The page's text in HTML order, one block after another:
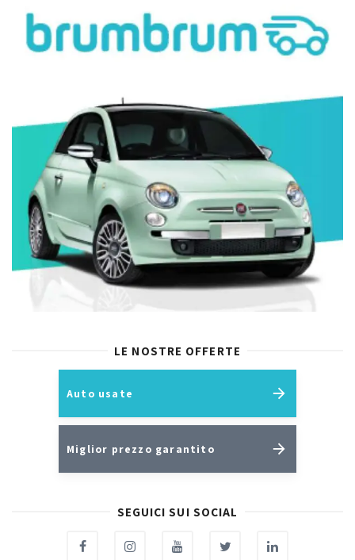
LE NOSTRE OFFERTE
Auto usate
Miglior prezzo garantito
SEGUICI SUI SOCIAL